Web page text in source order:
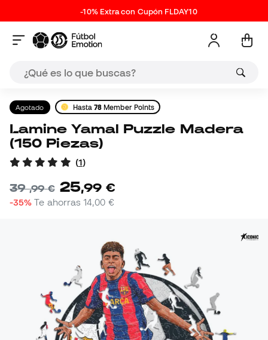
-10% Extra con Cupón FLDAY10
Agotado Hasta78 Member Points
Lamine Yamal Puzzle Madera
(150 Piezas)
(1)
39,99 € 25,99 €
-35% Te ahorras14,00 €